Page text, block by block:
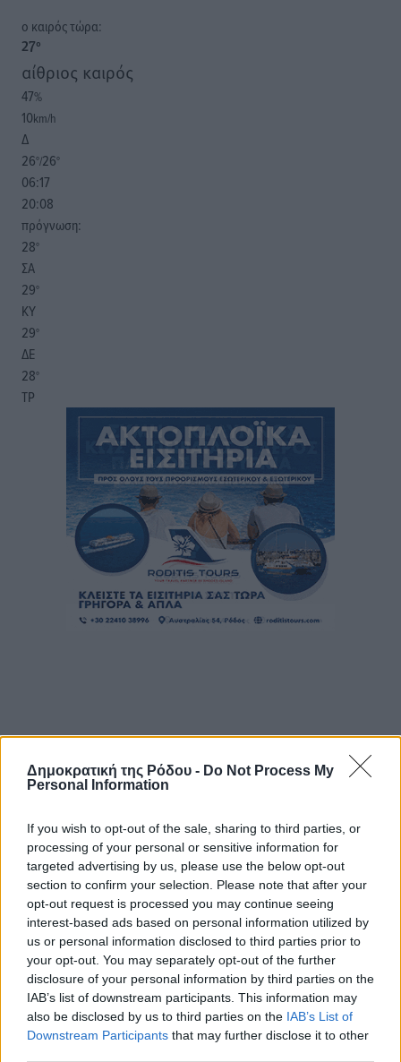
Δημοκρατική της Ρόδου - Do Not Process My
Personal Information
If you wish to opt-out of the sale, sharing to third parties, or
processing of your personal or sensitive information for
targeted advertising by us, please use the below opt-out
section to confirm your selection. Please note that after your
opt-out request is processed you may continue seeing
interest-based ads based on personal information utilized by
us or personal information disclosed to third parties prior to
your opt-out. You may separately opt-out of the further
disclosure of your personal information by third parties on the
IAB’s list of downstream participants. This information may
also be disclosed by us to third parties on the IAB’s List of
Downstream Participants that may further disclose it to other
o καιρός τώρα:
27°
αίθριος καιρός
47%
10km/h
Δ
26°/26°
06:17
20:08
πρόγνωση:
28°
ΣΑ
29°
ΚΥ
29°
ΔΕ
28°
ΤΡ